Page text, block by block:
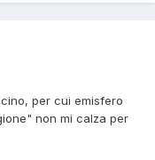
per cui emisfero
non mi calza per